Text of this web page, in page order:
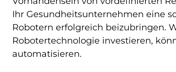
Ihr Gesundheitsunternehmen eine
Robotern erfolgreich beizubringen.
Robotertechnologie investieren,
automatisieren.